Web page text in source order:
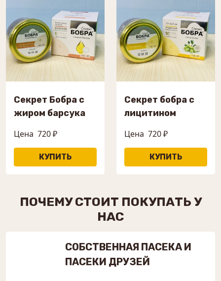
Секрет Бобра с
жиром барсука
Цена 720 ₽
Секрет бобра с
лицитином
Цена 720 ₽
ПОЧЕМУ СТОИТ ПОКУПАТЬ У
НАС
СОБСТВЕННАЯ ПАСЕКА И
ПАСЕКИ ДРУЗЕЙ